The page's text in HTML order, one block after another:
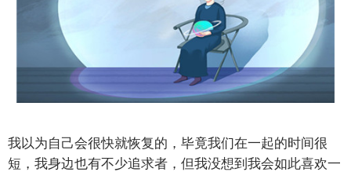
我以为自己会很快就恢复的，毕竟我们在一起的时间很
短，我身边也有不少追求者，但我没想到我会如此喜欢一